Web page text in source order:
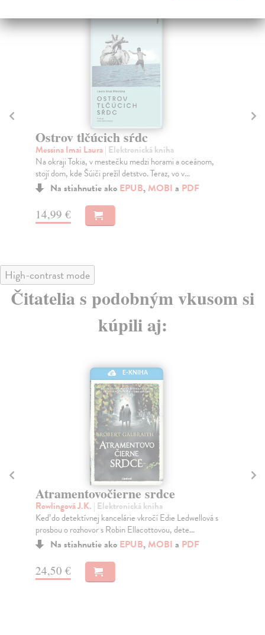
Ostrov tlčúcich sŕdc
Messina Imai Laura| Elektronická kniha
Na okraji Tokia, v mestečku medzi horami a oceánom,
stojí dom, kde Šúiči prežil detstvo. Teraz, vo v...
Na stiahnutie ako EPUB,MOBI a PDF
14,99 €
High-contrast mode
Čitatelia s podobným vkusom si
kúpili aj:
E-KNIHA
Atramentovočierne srdce
Rowlingová J.K. | Elektronická kniha
Keď do detektívnej kancelárie vkročí Edie Ledwellová s
prosbou o rozhovor s Robin Ellacottovou, dete...
Na stiahnutie ako EPUB,MOBI a PDF
24,50 €